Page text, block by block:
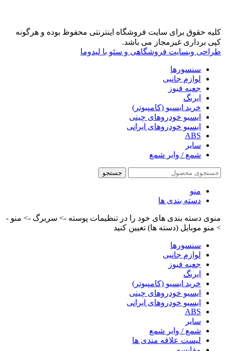
کلیه حقوق برای سایت فروشگاه اینترنتی محفوظ بوده و هرگونه
کپی برداری غیرمجاز می باشد.
طراحی وبسایت فروشگاهی و سئو با لیدوما
سنسورها
لوازم جانبی
جعبه فیوز
ایربگ
خرید ایسیو (کامپیوتر)
ایسیو خودروهای چینی
ایسیو خودروهای ایرانی
ABS
سایر
شمع / وایر شمع
جستجو
منو
دسته بندی ها
منوی دسته بندی های خود را در تنظیمات پوسته -> سربرگ -> منو -
> منو موبایل (دسته ها) تعیین کنید
سنسورها
لوازم جانبی
جعبه فیوز
ایربگ
خرید ایسیو (کامپیوتر)
ایسیو خودروهای چینی
ایسیو خودروهای ایرانی
ABS
سایر
شمع / وایر شمع
لیست علاقه مندی ها